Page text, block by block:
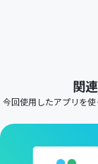
関
今回使用したアプリを